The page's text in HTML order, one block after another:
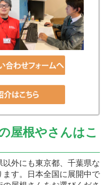
屋根やさんはこ
外にも東京都、千葉県な
す。日本全国に展開中で